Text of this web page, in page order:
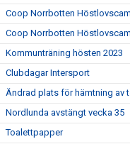
Coop Norrbotten
Coop Norrbotten
Kommunträning hösten 2023
Clubdagar Intersport
Ändrad plats för hämtning av
Nordlunda avstängt vecka 35
Toalettpapper